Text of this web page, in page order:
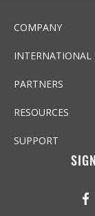
COMPANY
INTERNATIONAL
PARTNERS
RESOURCES
SUPPORT